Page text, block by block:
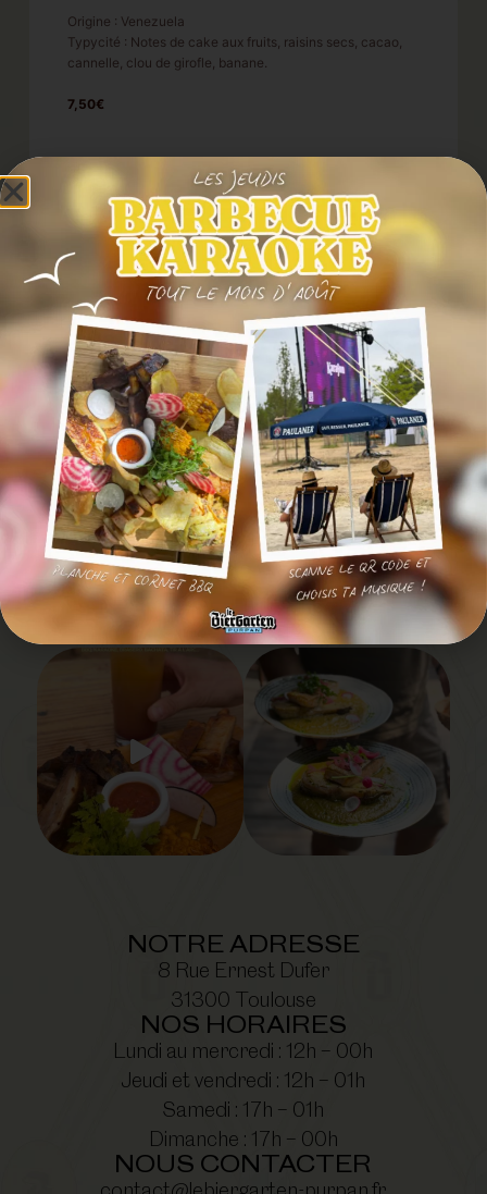
Origine : Venezuela
Typycité : Notes de cake aux fruits, raisins secs, cacao,
cannelle, clou de girofle, banane.
7,50€
SUIVEZ-NOUS EN
IMAGE
@LEBIERGARTENPURPAN
NOTRE ADRESSE
8 Rue Ernest Dufer
31300 Toulouse
NOS HORAIRES
Lundi au mercredi : 12h – 00h
Jeudi et vendredi : 12h – 01h
Samedi : 17h – 01h
Dimanche : 17h – 00h
NOUS CONTACTER